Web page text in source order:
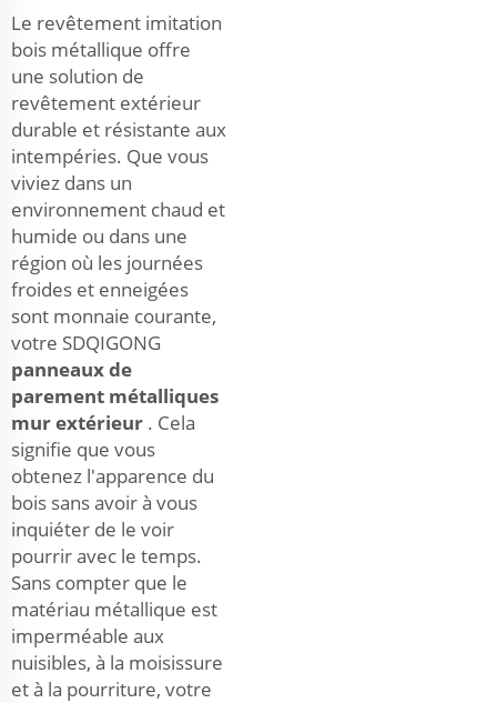
Le revêtement imitation
bois métallique offre
une solution de
revêtement extérieur
durable et résistante aux
intempéries. Que vous
viviez dans un
environnement chaud et
humide ou dans une
région où les journées
froides et enneigées
sont monnaie courante,
votre SDQIGONG
panneaux de
parement métalliques
mur extérieur . Cela
signifie que vous
obtenez l'apparence du
bois sans avoir à vous
inquiéter de le voir
pourrir avec le temps.
Sans compter que le
matériau métallique est
imperméable aux
nuisibles, à la moisissure
et à la pourriture, votre